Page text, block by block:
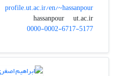
profile.ut.ac.ir/en/~hassanpour
hassanpour
ut.ac.ir
0000-0002-6717-5177